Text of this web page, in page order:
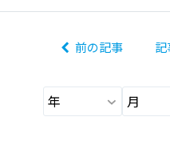
前の記事